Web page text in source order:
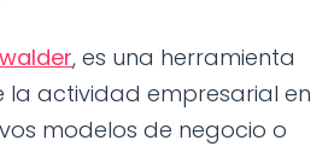
, es una herramienta
la actividad empresarial en
modelos de negocio o